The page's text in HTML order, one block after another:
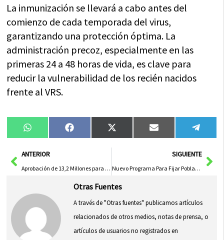
La inmunización se llevará a cabo antes del
comienzo de cada temporada del virus,
garantizando una protección óptima. La
administración precoz, especialmente en las
primeras 24 a 48 horas de vida, es clave para
reducir la vulnerabilidad de los recién nacidos
frente al VRS.
Compartir
en
WhatsAppCompartir
en
FacebookCompartir
en
X
(Twitter)
Compartir
en
Email
en
AntANTERIOR
Aprobación de 13,2 Millones para Mejorar Atención a Personas con Discapacidad en Tres Centros Públicos
SIGUIENTE
Nuevo Programa Para Fijar Población en Ciudad Real: ‘Reto Relevo Generacional’
Otras Fuentes
A través de "Otras fuentes" publicamos artículos
relacionados de otros medios, notas de prensa, o
artículos de usuarios no registrados en